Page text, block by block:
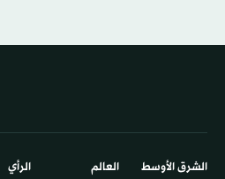
الشرق الأوسط​ العالم الرأي